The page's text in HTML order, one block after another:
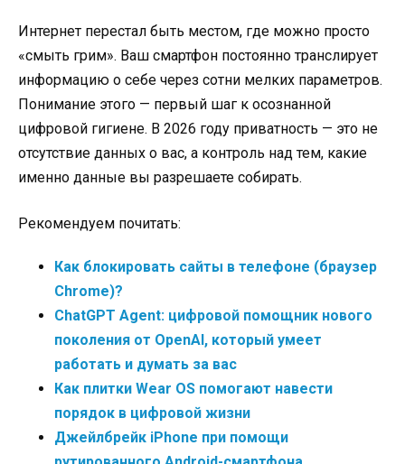
Интернет перестал быть местом, где можно просто
«смыть грим». Ваш смартфон постоянно транслирует
информацию о себе через сотни мелких параметров.
Понимание этого — первый шаг к осознанной
цифровой гигиене. В 2026 году приватность — это не
отсутствие данных о вас, а контроль над тем, какие
именно данные вы разрешаете собирать.
Рекомендуем почитать:
Как блокировать сайты в телефоне (браузер
Chrome)?
ChatGPT Agent: цифровой помощник нового
поколения от OpenAI, который умеет
работать и думать за вас
Как плитки Wear OS помогают навести
порядок в цифровой жизни
Джейлбрейк iPhone при помощи